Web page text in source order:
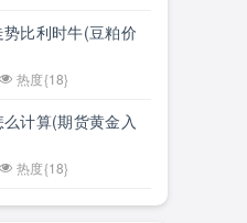
比利时牛(豆粕价
热度{18}
计算(期货黄金入
热度{18}